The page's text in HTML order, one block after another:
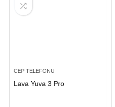
CEP TELEFONU
Lava Yuva 3 Pro